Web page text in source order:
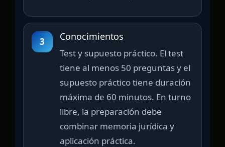
3 Conocimientos
Test y supuesto práctico. El test
tiene al menos 50 preguntas y el
supuesto práctico tiene duración
máxima de 60 minutos. En turno
libre, la preparación debe
combinar memoria jurídica y
aplicación práctica.